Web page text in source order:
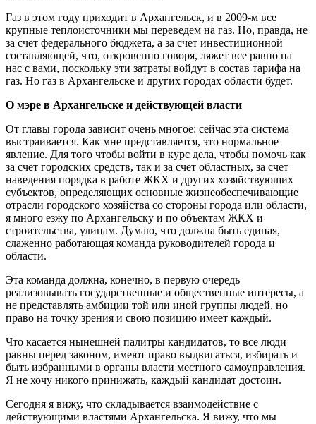
Газ в этом году приходит в Архангельск, и в 2009-м все
крупные теплоисточники мы переведем на газ. Но, правда, не
за счет федерального бюджета, а за счет инвестиционной
составляющей, что, откровенно говоря, ляжет все равно на
нас с вами, поскольку эти затраты войдут в состав тарифа на
газ. Но газ в Архангельске и других городах области будет.
О мэре в Архангельске и действующей власти
От главы города зависит очень многое: сейчас эта система
выстраивается. Как мне представляется, это нормальное
явление. Для того чтобы войти в курс дела, чтобы помочь как
за счет городских средств, так и за счет областных, за счет
наведения порядка в работе ЖКХ и других хозяйствующих
субъектов, определяющих основные жизнеобеспечивающие
отрасли городского хозяйства со стороны города или области,
я много езжу по Архангельску и по объектам ЖКХ и
строительства, улицам. Думаю, что должна быть единая,
слаженно работающая команда руководителей города и
области.
Эта команда должна, конечно, в первую очередь
реализовывать государственные и общественные интересы, а
не представлять амбиции той или иной группы людей, но
право на точку зрения и свою позицию имеет каждый.
Что касается нынешней палитры кандидатов, то все люди
равны перед законом, имеют право выдвигаться, избирать и
быть избранными в органы власти местного самоуправления.
Я не хочу никого принижать, каждый кандидат достоин.
Сегодня я вижу, что складывается взаимодействие с
действующими властями Архангельска. Я вижу, что мы